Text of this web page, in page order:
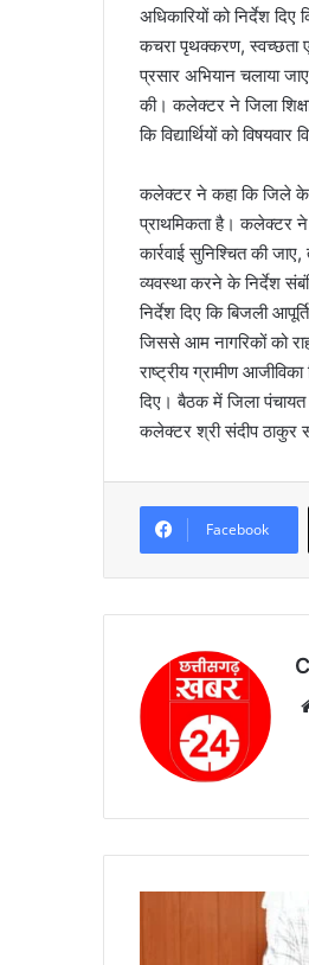
अधिकारियों को निर्देश
कचरा पृथक्करण, स्वच्छता
प्रसार अभियान चलाया
की। कलेक्टर ने जिला शिक्षा
कि विद्यार्थियों को विषयवार
कलेक्टर ने कहा कि जिले के
प्राथमिकता है। कलेक्टर ने
कार्रवाई सुनिश्चित की
व्यवस्था करने के निर्देश
निर्देश दिए कि बिजली
जिससे आम नागरिकों को
राष्ट्रीय ग्रामीण
दिए। बैठक में जिला
कलेक्टर श्री संदीप ठाकुर
Facebook